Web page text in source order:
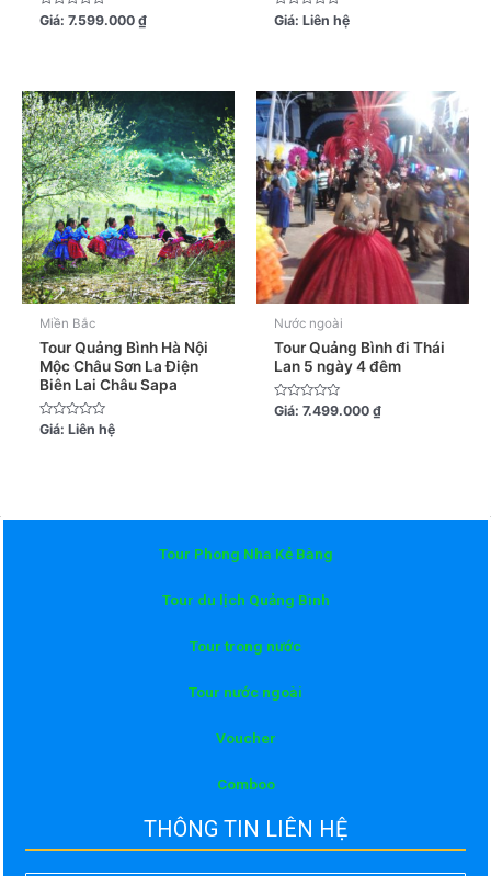
Được
xếp
Giá: 7.599.000₫
Được
xếp
Giá: Liên hệ
Miền Bắc
Tour Quảng Bình Hà Nội
Mộc Châu Sơn La Điện
Biên Lai Châu Sapa
Được
Giá: Liên hệ
Nước ngoài
Tour Quảng Bình đi Thái
Lan 5 ngày 4 đêm
Được
Giá: 7.499.000₫
Tour Phong Nha Kẻ Bàng
Tour du lịch Quảng Bình
Tour trong nước
Tour nước ngoài
Voucher
Comboo
THÔNG TIN LIÊN HỆ